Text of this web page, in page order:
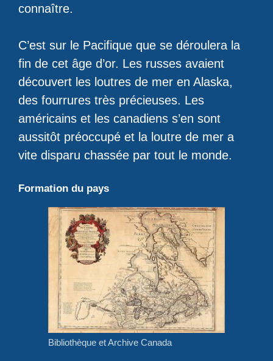
connaître.
C’est sur le Pacifique que se déroulera la
fin de cet âge d’or. Les russes avaient
découvert les loutres de mer en Alaska,
des fourrures très précieuses. Les
américains et les canadiens s’en sont
aussitôt préoccupé et la loutre de mer a
vite disparu chassée par tout le monde.
Formation du pays
Bibliothèque et Archive Canada